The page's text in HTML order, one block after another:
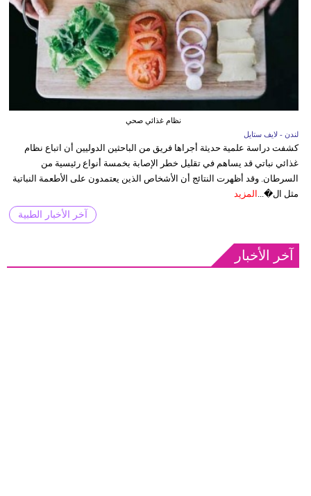
نظام غذائي صحي
لندن - لايف ستايل
كشفت دراسة علمية حديثة أجراها فريق من الباحثين الدوليين أن اتباع نظام
غذائي نباتي قد يساهم في تقليل خطر الإصابة بخمسة أنواع رئيسية من
السرطان. وقد أظهرت النتائج أن الأشخاص الذين يعتمدون على الأطعمة النباتية
مثل ال�...
المزيد
آخر الأخبار الطبية
آخر الأخبار